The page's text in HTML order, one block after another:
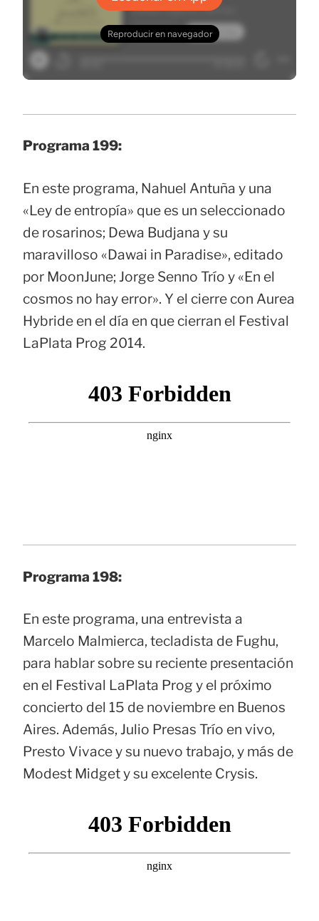
Programa 199:
En este programa, Nahuel Antuña y una
«Ley de entropía» que es un seleccionado
de rosarinos; Dewa Budjana y su
maravilloso «Dawai in Paradise», editado
por MoonJune; Jorge Senno Trío y «En el
cosmos no hay error». Y el cierre con Aurea
Hybride en el día en que cierran el Festival
LaPlata Prog 2014.
Programa 198:
En este programa, una entrevista a
Marcelo Malmierca, tecladista de Fughu,
para hablar sobre su reciente presentación
en el Festival LaPlata Prog y el próximo
concierto del 15 de noviembre en Buenos
Aires. Además, Julio Presas Trío en vivo,
Presto Vivace y su nuevo trabajo, y más de
Modest Midget y su excelente Crysis.